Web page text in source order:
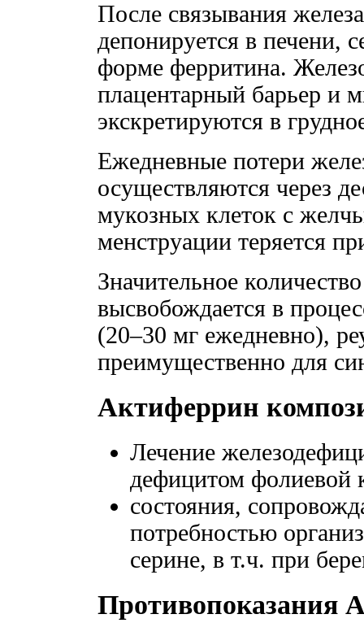
После связывания
депонируется в печени,
форме ферритина.
плацентарный барьер и
экскретируются в
Ежедневные потери
осуществляются через
мукозных клеток с
менструации теряется
Значительное
высвобождается в
(20–30 мг ежедневно),
преимущественно для
Актиферрин
Лечение
дефицитом фолиевой
состояния,
потребностью
серине, в т.ч. при
Противопоказания